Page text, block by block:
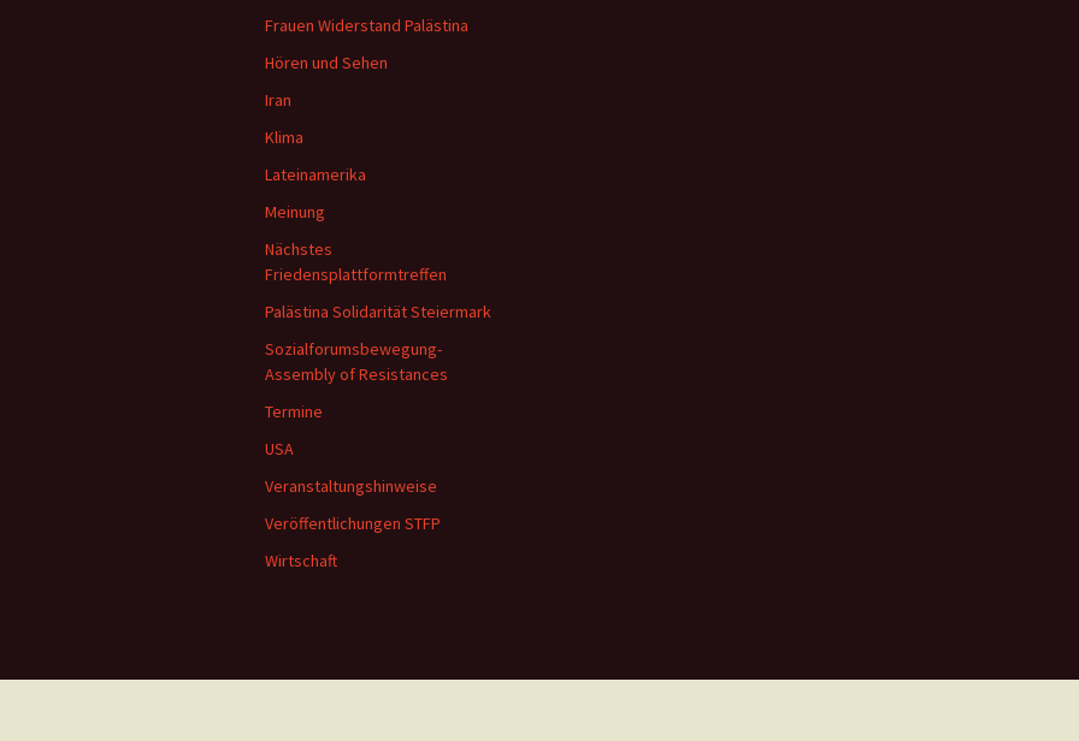
Frauen Widerstand Palästina
Hören und Sehen
Iran
Klima
Lateinamerika
Meinung
Nächstes
Friedensplattformtreffen
Palästina Solidarität Steiermark
Sozialforumsbewegung-
Assembly of Resistances
Termine
USA
Veranstaltungshinweise
Veröffentlichungen STFP
Wirtschaft